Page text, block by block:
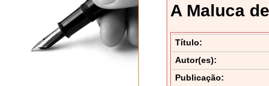
A Maluca
Título:
Autor(es):
Publicação: